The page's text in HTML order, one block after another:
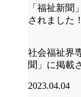
社会福祉界
聞」に掲載
2023.04.04